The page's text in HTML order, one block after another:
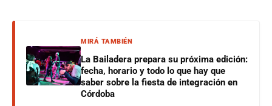
MIRÁ TAMBIÉN
La Bailadera prepara su próxima edición:
fecha, horario y todo lo que hay que
saber sobre la fiesta de integración en
Córdoba